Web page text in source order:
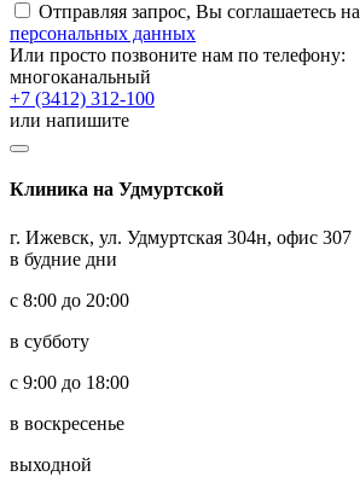
Отправляя запрос, Вы соглашаетесь на
персональных данных
Или просто позвоните нам по телефону:
многоканальный
+7 (3412) 312-100
или напишите
Клиника на Удмуртской
г. Ижевск, ул. Удмуртская 304н, офис 307
в будние дни
с 8:00 до 20:00
в субботу
с 9:00 до 18:00
в воскресенье
выходной